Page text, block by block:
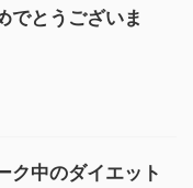
でとうございま
ク中のダイエット